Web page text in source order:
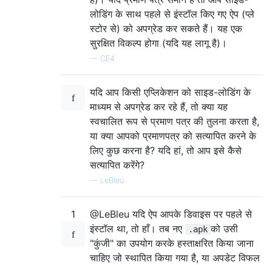
लोडिंग के साथ पहले से इंस्टॉल किए गए ऐप (प्ले
स्टोर से) को अपग्रेड कर सकते हैं। यह एक
सुरक्षित विकल्प होगा (यदि यह लागू है)।
— CE4
यदि आप किसी एप्लिकेशन को साइड-लोडिंग के
माध्यम से अपग्रेड कर रहे हैं, तो क्या यह
स्वचालित रूप से प्रमाण पत्र की तुलना करता है,
या क्या आपको प्रमाणपत्र को सत्यापित करने के
लिए कुछ करना है? यदि हां, तो आप इसे कैसे
सत्यापित करेंगे?
— LeBleu
1
@LeBleu यदि ऐप आपके डिवाइस पर पहले से
इंस्टॉल था, तो हाँ। तब नए
.apk को उसी
"कुंजी" का उपयोग करके हस्ताक्षरित किया जाना
चाहिए जो स्थापित किया गया है, या अपडेट विफल